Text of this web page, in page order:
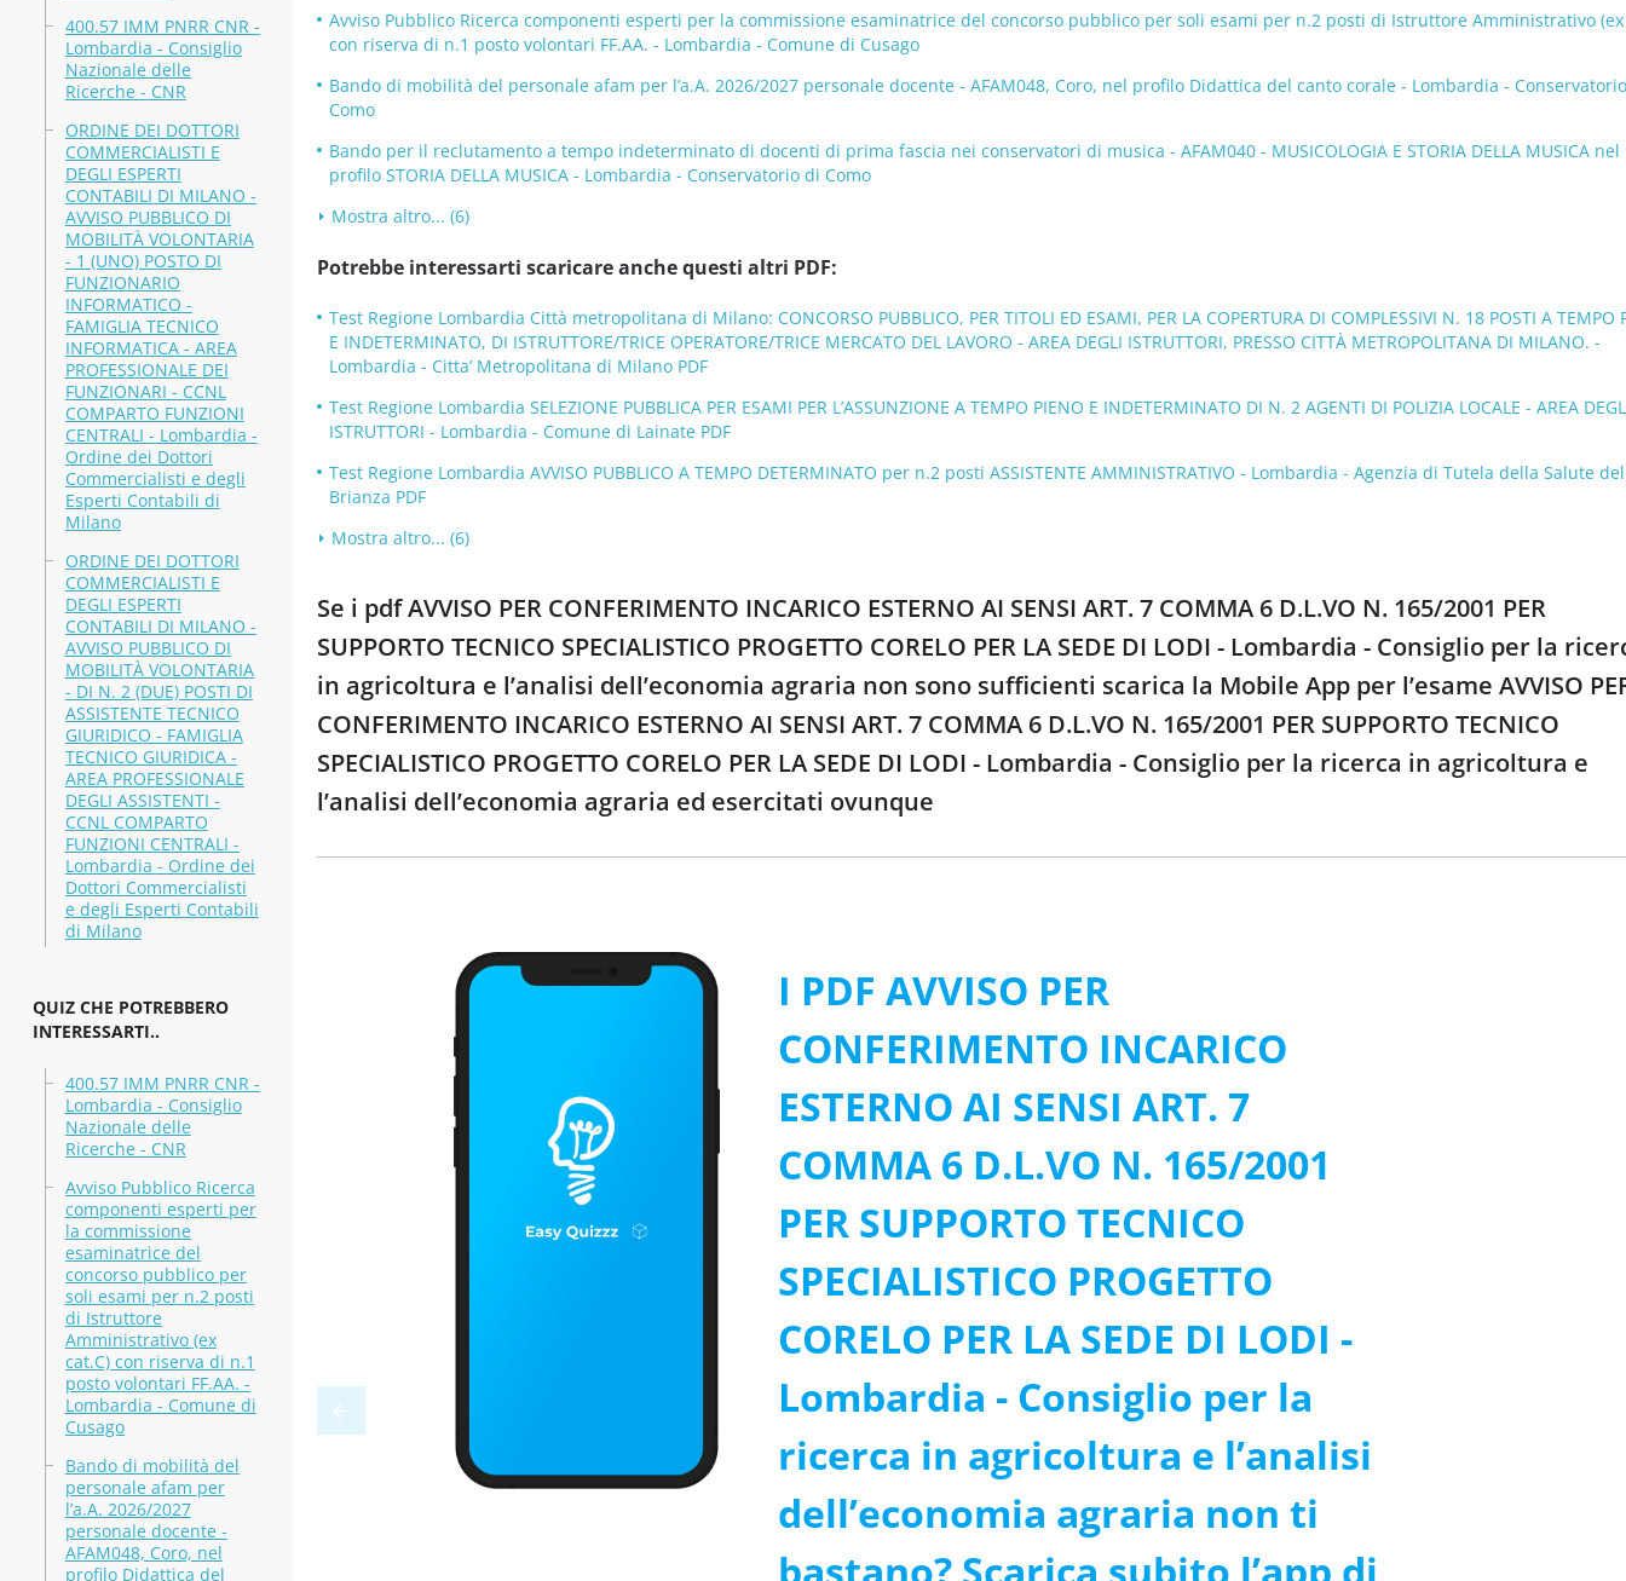
400.57 IMM PNRR CNR -
Lombardia - Consiglio
Nazionale delle
Ricerche - CNR
ORDINE DEI DOTTORI
COMMERCIALISTI E
DEGLI ESPERTI
CONTABILI DI MILANO -
AVVISO PUBBLICO DI
MOBILITÀ VOLONTARIA
- 1 (UNO) POSTO DI
FUNZIONARIO
INFORMATICO -
FAMIGLIA TECNICO
INFORMATICA - AREA
PROFESSIONALE DEI
FUNZIONARI - CCNL
COMPARTO FUNZIONI
CENTRALI - Lombardia -
Ordine dei Dottori
Commercialisti e degli
Esperti Contabili di
Milano
ORDINE DEI DOTTORI
COMMERCIALISTI E
DEGLI ESPERTI
CONTABILI DI MILANO -
AVVISO PUBBLICO DI
MOBILITÀ VOLONTARIA
- DI N. 2 (DUE) POSTI DI
ASSISTENTE TECNICO
GIURIDICO - FAMIGLIA
TECNICO GIURIDICA -
AREA PROFESSIONALE
DEGLI ASSISTENTI -
CCNL COMPARTO
FUNZIONI CENTRALI -
Lombardia - Ordine dei
Dottori Commercialisti
e degli Esperti Contabili
di Milano
QUIZ CHE POTREBBERO
INTERESSARTI..
400.57 IMM PNRR CNR -
Lombardia - Consiglio
Nazionale delle
Ricerche - CNR
Avviso Pubblico Ricerca
componenti esperti per
la commissione
esaminatrice del
concorso pubblico per
soli esami per n.2 posti
di Istruttore
Amministrativo (ex
cat.C) con riserva di n.1
posto volontari FF.AA. -
Lombardia - Comune di
Cusago
Bando di mobilità del
personale afam per
l’a.A. 2026/2027
personale docente -
AFAM048, Coro, nel
profilo Didattica del
Avviso Pubblico Ricerca componenti esperti per la commissione esaminatrice del concorso pubblico per soli esami per n.2 posti di Istruttore Amministrativo (ex
con riserva di n.1 posto volontari FF.AA. - Lombardia - Comune di Cusago
Bando di mobilità del personale afam per l’a.A. 2026/2027 personale docente - AFAM048, Coro, nel profilo Didattica del canto corale - Lombardia -
Como
Bando per il reclutamento a tempo indeterminato di docenti di prima fascia nei conservatori di musica - AFAM040 - MUSICOLOGIA E STORIA DELLA MUSICA nel
profilo STORIA DELLA MUSICA - Lombardia - Conservatorio di Como
Mostra altro... (6)
Potrebbe interessarti scaricare anche questi altri PDF:
Test Regione Lombardia Città metropolitana di Milano: CONCORSO PUBBLICO, PER TITOLI ED ESAMI, PER LA COPERTURA DI COMPLESSIVI N. 18 POSTI A TEMPO
E INDETERMINATO, DI ISTRUTTORE/TRICE OPERATORE/TRICE MERCATO DEL LAVORO - AREA DEGLI ISTRUTTORI, PRESSO CITTÀ METROPOLITANA DI MILANO. -
Lombardia - Citta’ Metropolitana di Milano PDF
Test Regione Lombardia SELEZIONE PUBBLICA PER ESAMI PER L’ASSUNZIONE A TEMPO PIENO E INDETERMINATO DI N. 2 AGENTI DI POLIZIA LOCALE - AREA
ISTRUTTORI - Lombardia - Comune di Lainate PDF
Test Regione Lombardia AVVISO PUBBLICO A TEMPO DETERMINATO per n.2 posti ASSISTENTE AMMINISTRATIVO - Lombardia - Agenzia di Tutela della Salute
Brianza PDF
Mostra altro... (6)
Se i pdf AVVISO PER CONFERIMENTO INCARICO ESTERNO AI SENSI ART. 7 COMMA 6 D.L.VO N. 165/2001 PER
SUPPORTO TECNICO SPECIALISTICO PROGETTO CORELO PER LA SEDE DI LODI - Lombardia - Consiglio per la
in agricoltura e l’analisi dell’economia agraria non sono sufficienti scarica la Mobile App per l’esame AVVISO
CONFERIMENTO INCARICO ESTERNO AI SENSI ART. 7 COMMA 6 D.L.VO N. 165/2001 PER SUPPORTO TECNICO
SPECIALISTICO PROGETTO CORELO PER LA SEDE DI LODI - Lombardia - Consiglio per la ricerca in agricoltura e
l’analisi dell’economia agraria ed esercitati ovunque
I PDF AVVISO PER
CONFERIMENTO INCARICO
ESTERNO AI SENSI ART. 7
COMMA 6 D.L.VO N. 165/2001
PER SUPPORTO TECNICO
SPECIALISTICO PROGETTO
CORELO PER LA SEDE DI LODI -
Lombardia - Consiglio per la
ricerca in agricoltura e l’analisi
dell’economia agraria non ti